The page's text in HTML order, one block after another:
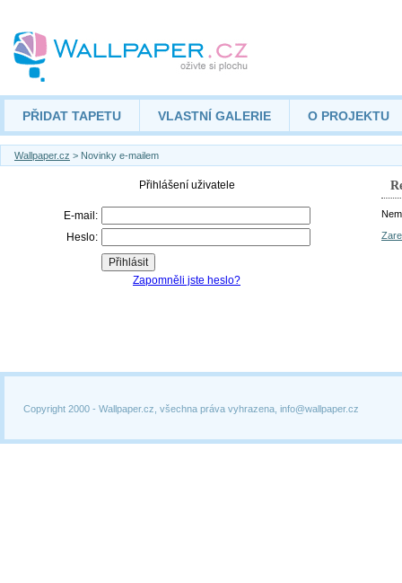
PŘIDAT TAPETU VLASTNÍ GALERIE O PROJEKTU
Wallpaper.cz > Novinky e-mailem
Copyright 2000 - Wallpaper.cz, všechna práva vyhrazena, info@wallpaper.cz